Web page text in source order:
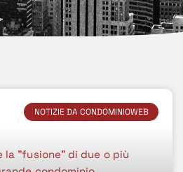
NOTIZIE DA CONDOMINIOWEB